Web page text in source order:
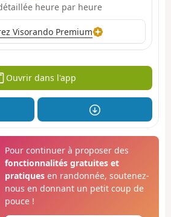
heure par heure
Visorando Premium
Ouvrir dans l'app
Pour continuer à proposer des
fonctionnalités gratuites et
pratiquesen randonnée, soutenez-
nous en donnant un petit coup de
pouce !